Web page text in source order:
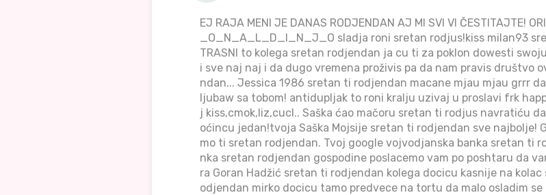
EJ RAJA MENI JE DANAS RODJENDAN AJ MI SVI VI ČESTITAJTE!
_O_N_A_L_D_I_N_J_O sladja roni sretan rodjus!kiss milan93
TRASNI to kolega sretan rodjendan ja cu ti za poklon dowesti
i sve naj naj i da dugo vremena proživis pa da nam pravis društvo
ndan... Jessica 1986 sretan ti rodjendan macane mjau mjau grrr
ljubaw sa tobom! antidupljak to roni kralju uzivaj u proslavi frk
j kiss,cmok,liz,cucl.. Saška ćao mačoru sretan ti rodjus navratiću
oćincu jedan!tvoja Saška Mojsije sretan ti rodjendan sve najbolje!
mo ti sretan rodjendan. Tvoj google vojvodjanska banka sretan ti
nka sretan rodjendan gospodine poslacemo vam po poshtaru da
ra Goran Hadžić sretan ti rodjendan kolega docicu kasnije na
odjendan mirko docicu tamo predvece na tortu da malo osladim